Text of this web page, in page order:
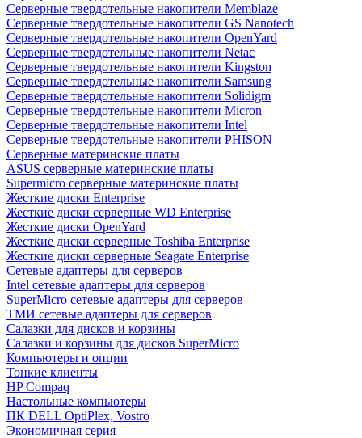
Cерверные твердотельные накопители Memblaze
Cерверные твердотельные накопители GS Nanotech
Серверные твердотельные накопители OpenYard
Серверные твердотельные накопители Netac
Cерверные твердотельные накопители Kingston
Cерверные твердотельные накопители Samsung
Cерверные твердотельные накопители Solidigm
Cерверные твердотельные накопители Micron
Cерверные твердотельные накопители Intel
Cерверные твердотельные накопители PHISON
Серверные материнские платы
ASUS серверные материнские платы
Supermicro серверные материнские платы
Жесткие диски Enterprise
Жесткие диски серверные WD Enterprise
Жесткие диски OpenYard
Жесткие диски серверные Toshiba Enterprise
Жесткие диски серверные Seagate Enterprise
Сетевые адаптеры для серверов
Intel сетевые адаптеры для серверов
SuperMicro сетевые адаптеры для серверов
ТМИ сетевые адаптеры для серверов
Салазки для дисков и корзины
Салазки и корзины для дисков SuperMicro
Компьютеры и опции
Тонкие клиенты
HP Compaq
Настольные компьютеры
ПК DELL OptiPlex, Vostro
Экономичная серия